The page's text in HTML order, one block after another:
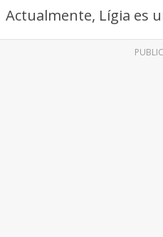
Actualmente, Lígia es